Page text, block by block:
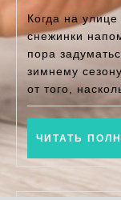
Когда на
снежинки
пора
зимнему
от того,
ЧИТАТЬ